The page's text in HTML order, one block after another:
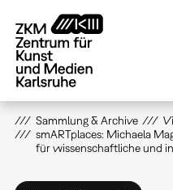
zum
Inhalt
Sammlung & Archive
smARTplaces: Michaela
für wissenschaftliche und